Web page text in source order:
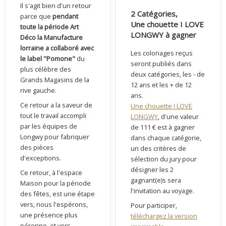
Il s'agit bien d'un retour
parce quependant
toute la période Art
Déco la Manufacture
lorraine a collaboré avec
le label "Pomone" du
plus célèbre des
Grands Magasins de la
rive gauche.
Ce retour a la saveur de
tout le travail accompli
par les équipes de
Longwy pour fabriquer
des pièces
d'exceptions.
Ce retour, à l'espace
Maison pour la période
des fêtes, est une étape
vers, nous l'espérons,
une présence plus
2 Catégories,
Une chouette I LOVE
LONGWY à gagner
Les coloriages reçus
seront publiés dans
deux catégories, les - de
12 ans et les + de 12
ans.
Une chouette I LOVE
LONGWY, d'une valeur
de 111 € est à gagner
dans chaque catégorie,
un des critères de
sélection du jury pour
désigner les 2
gagnant(e)s sera
l'invitation au voyage.
Pour participer,
téléchargez la version